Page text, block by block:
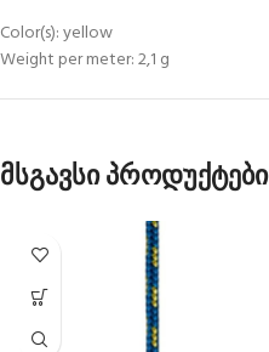
Color(s): yellow
Weight per meter: 2,1 g
მსგავსი პროდუქტები